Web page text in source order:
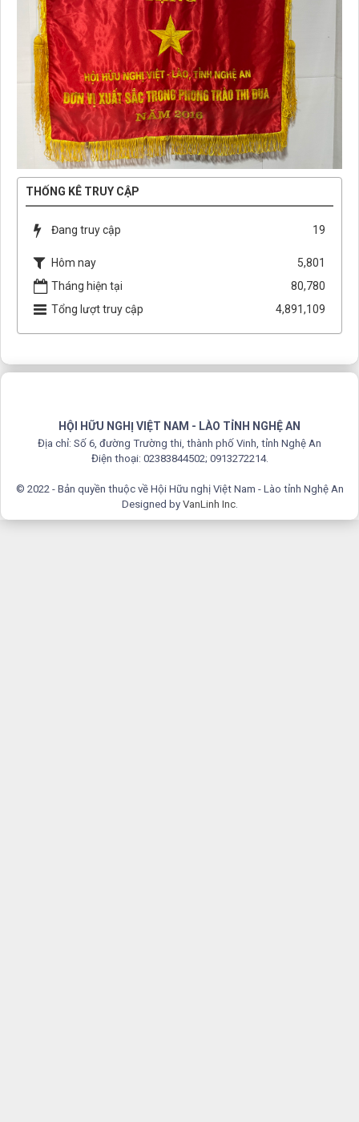
THỐNG KÊ TRUY CẬP
Đang truy cập 19
Hôm nay
5,801
Tháng hiện tại
80,780
Tổng lượt truy cập
4,891,109
HỘI HỮU NGHỊ VIỆT NAM - LÀO TỈNH NGHỆ AN
Địa chỉ: Số 6, đường Trường thi, thành phố Vinh, tỉnh Nghệ An
Điện thoại: 02383844502; 0913272214.
© 2022 - Bản quyền thuộc về Hội Hữu nghị Việt Nam - Lào tỉnh Nghệ An
Designed by VanLinh Inc.